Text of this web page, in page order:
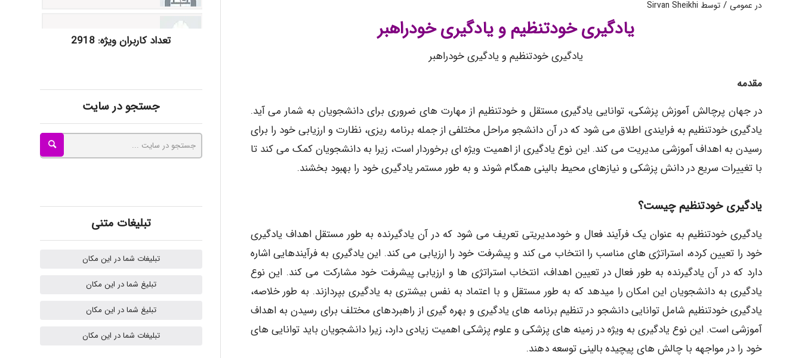
در عمومی / توسط Sirvan Sheikhi
یادگیری خودتنظیم و یادگیری خودراهبر
یادگیری خودتنظیم و یادگیری خودراهبر
مقدمه
در جهان پرچالش آموزش پزشکی، توانایی یادگیری مستقل و خودتنظیم از مهارت های ضروری برای دانشجویان به شمار می آید.
یادگیری خودتنظیم به فرایندی اطلاق می شود که در آن دانشجو مراحل مختلفی از جمله برنامه ریزی، نظارت و ارزیابی خود را برای
رسیدن به اهداف آموزشی مدیریت می کند. این نوع یادگیری از اهمیت ویژه ای برخوردار است، زیرا به دانشجویان کمک می کند تا
با تغییرات سریع در دانش پزشکی و نیازهای محیط بالینی همگام شوند و به طور مستمر یادگیری خود را بهبود بخشند.
یادگیری خودتنظیم چیست؟
یادگیری خودتنظیم به عنوان یک فرآیند فعال و خودمدیریتی تعریف می شود که در آن یادگیرنده به طور مستقل اهداف یادگیری
خود را تعیین کرده، استراتژی های مناسب را انتخاب می کند و پیشرفت خود را ارزیابی می کند. این یادگیری به فرآیندهایی اشاره
دارد که در آن یادگیرنده به طور فعال در تعیین اهداف، انتخاب استراتژی ها و ارزیابی پیشرفت خود مشارکت می کند. این نوع
یادگیری به دانشجویان این امکان را میدهد که به طور مستقل و با اعتماد به نفس بیشتری به یادگیری بپردازند. به طور خلاصه،
یادگیری خودتنظیم شامل توانایی دانشجو در تنظیم برنامه های یادگیری و بهره گیری از راهبردهای مختلف برای رسیدن به اهداف
آموزشی است. این نوع یادگیری به ویژه در زمینه های پزشکی و علوم پزشکی اهمیت زیادی دارد، زیرا دانشجویان باید توانایی های
خود را در مواجهه با چالش های پیچیده بالینی توسعه دهند.
Omid
Mehrab
ilhan200
Mohammad
تعداد کاربران ویژه: 2918
جستجو در سایت
تبلیغات متنی
تبلیغات شما در این مکان
تبلیغ شما در این مکان
تبلیغ شما در این مکان
تبلیغات شما در این مکان